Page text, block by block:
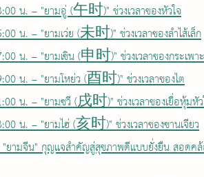
น. – "ยามอู่ (午时)" ช่วงเวลาของหัวใจ
น. – "ยามเว่ย (未时)" ช่วงเวลาของลำไส้เล็ก
น. – "ยามเซิน (申时)" ช่วงเวลาของกระเพา
น. – "ยามโหย่ว (酉时)" ช่วงเวลาของไต
น. – "ยามซวี (戌时)" ช่วงเวลาของเยื่อหุ้มหั
น. – "ยามไฮ่ (亥时)" ช่วงเวลาของซานเจียว
ยามจีน" กุญแจสำคัญสู่สุขภาพดีแบบยั่งยืน สอดค